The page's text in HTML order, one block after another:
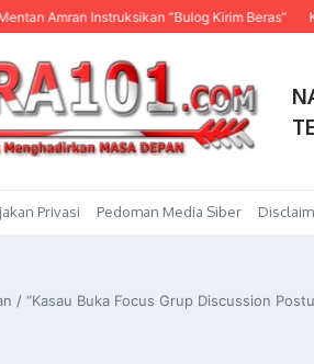
“Bulog Kirim Beras” KDM Fokus
Privasi Pedoman Media Siber
/ “Kasau Buka Focus Grup Discussion